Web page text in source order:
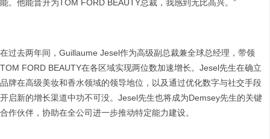
能。他能晋升为TOM FORD BEAUTY总裁，我感到无比高兴。”
在过去两年间，Guillaume Jesel作为高级副总裁兼全球总经理，带领
TOM FORD BEAUTY在各区域实现两位数加速增长。Jesel先生在确立
品牌在高级美妆和香水领域的领导地位，以及通过优化数字与社交手段
开启新的增长渠道中功不可没。Jesel先生也将成为Demsey先生的关键
合作伙伴，协助在全公司进一步推动特定能力建设。